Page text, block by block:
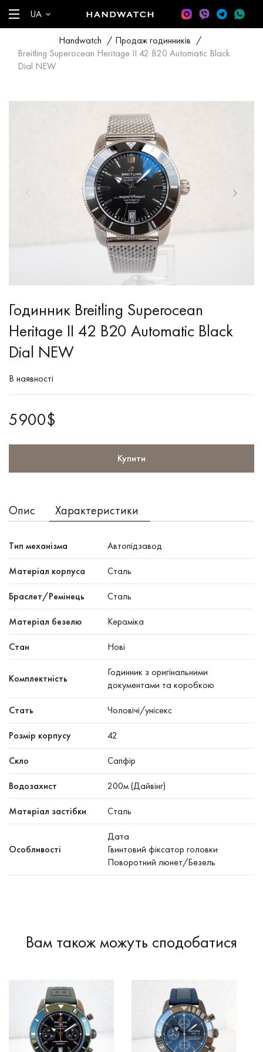
UA
Handwatch / Продаж годинників /
Breitling Superocean Heritage II 42 B20 Automatic Black
Dial NEW
Годинник Breitling Superocean
Heritage II 42 B20 Automatic Black
Dial NEW
В наявності
5900$
Купити
Опис Характеристики
Тип механізма Автопідзавод
Mатеріал корпуса Сталь
Браслет/Ремінець Сталь
Матеріал безелю Кераміка
Стан Нові
Комплектність
Годинник з оригінальними
документами та коробкою
Стать Чоловічі/унісекс
Розмір корпусу 42
Скло Сапфір
Водозахист 200м (Дайвінг)
Матеріал застібки Сталь
Особливості
Дата
Гвинтовий фіксатор головки
Поворотний люнет/Безель
Вам також можуть сподобатися